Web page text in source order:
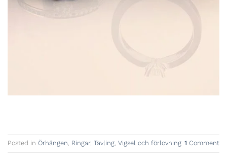
Posted in Örhängen Ringar, Tävling Vigsel och förlovning 1 Comment